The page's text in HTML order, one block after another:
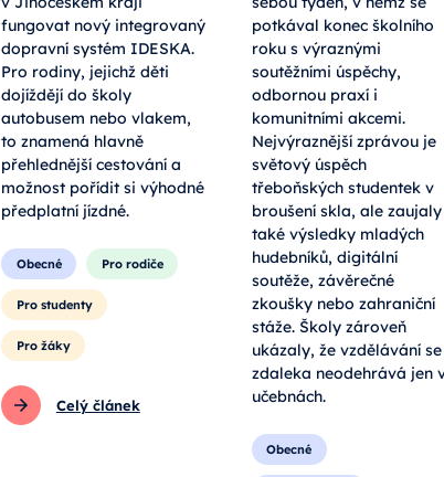
fungovat nový integrovaný
dopravní systém IDESKA.
Pro rodiny, jejichž děti
dojíždějí do školy
autobusem nebo vlakem,
to znamená hlavně
přehlednější cestování a
možnost pořídit si výhodné
předplatní jízdné.
Obecné Pro rodiče
Pro studenty
Pro žáky
Celý článek
potkával konec školního
roku s výraznými
soutěžními úspěchy,
odbornou praxí i
komunitními akcemi.
Nejvýraznější zprávou je
světový úspěch
třeboňských studentek v
broušení skla, ale zaujaly
také výsledky mladých
hudebníků, digitální
soutěže, závěrečné
zkoušky nebo zahraniční
stáže. Školy zároveň
ukázaly, že vzdělávání se
zdaleka neodehrává jen
učebnách.
Obecné